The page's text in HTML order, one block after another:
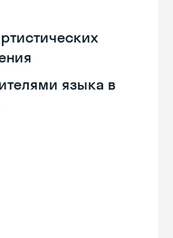
языка в